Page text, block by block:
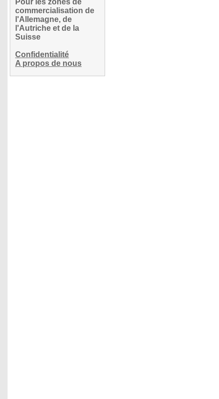
Pour les zones de
commercialisation de
l'Allemagne, de
l'Autriche et de la
Suisse
Confidentialité
A propos de nous